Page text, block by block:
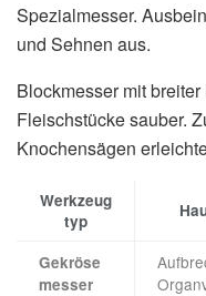
Spezialmesser.
und Sehnen aus.
Blockmesser mit
Fleischstücke sauber.
Knochensägen
Werkzeug
typ
Gekröse
messer